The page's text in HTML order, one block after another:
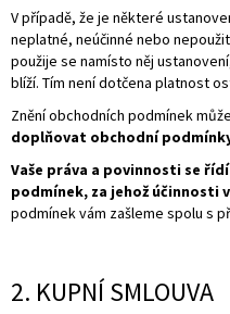
V případě, že je některé
neplatné, neúčinné nebo
použije se namísto něj
blíží. Tím není dotčena platnost
Znění obchodních podmínek
doplňovat obchodní
Vaše práva a povinnosti se
podmínek, za jehož účinnosti
podmínek vám zašleme spolu s
2. KUPNÍ SMLOUVA